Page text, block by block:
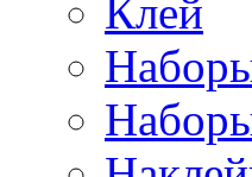
Клей